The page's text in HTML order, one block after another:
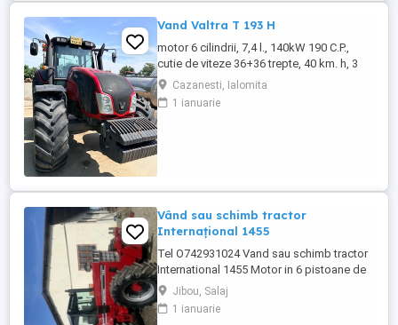
Vand Valtra T 193 H
motor 6 cilindrii, 7,4 l., 140kW 190 C.P.,
cutie de viteze 36+36 trepte, 40 km. h, 3
prize hidraulice, 650 65 r 42 spate, 540 65 r
30, 6.240 ore, an 2013, TVA inclus în preț.
Cazanesti, Ialomita
1 ianuarie
Vând sau schimb tractor
Internațional 1455
Tel O742931024 Vand sau schimb tractor
International 1455 Motor in 6 pistoane de
145 cai cu turbo Cilindru ajutător la ridicare
Tiranti față Cauciucuri in stare foarte buna
Tractorul se afla intr-o stare foarte buna,
Jibou, Salaj
1 ianuarie